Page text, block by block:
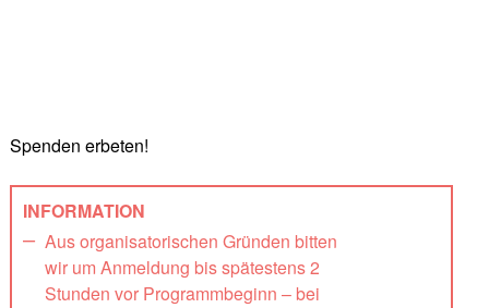
Spenden erbeten!
INFORMATION
Aus organisatorischen Gründen bitten
wir um Anmeldung bis spätestens 2
Stunden vor Programmbeginn – bei